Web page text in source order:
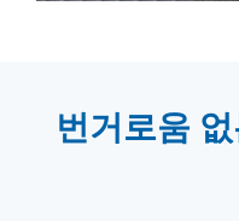
번거로움